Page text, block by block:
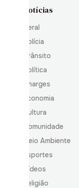
Notícias
Geral
Polícia
Trânsito
Política
Charges
Economia
Cultura
Comunidade
Meio Ambiente
Esportes
Vídeos
Religião